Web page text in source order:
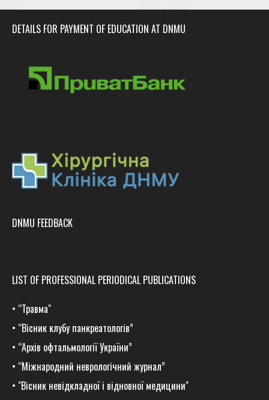
DETAILS FOR PAYMENT OF EDUCATION AT DNMU
DNMU FEEDBACK
LIST OF PROFESSIONAL PERIODICAL PUBLICATIONS
• “Травма"
• “Вісник клубу панкреатологів”
• “Архів офтальмології України”
• “Міжнародний неврологічний журнал”
• "Вісник невідкладної і відновної медицини"